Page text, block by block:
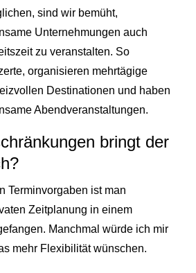
sind wir bemüht,
Unternehmungen auch
zu veranstalten. So
organisieren mehrtägige
Destinationen und haben
Abendveranstaltungen.
bringt der
Terminvorgaben ist man
Zeitplanung in einem
Manchmal würde ich mir
mehr Flexibilität wünschen.